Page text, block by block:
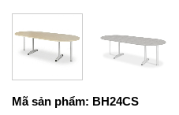
Mã sản phẩm: BH24CS